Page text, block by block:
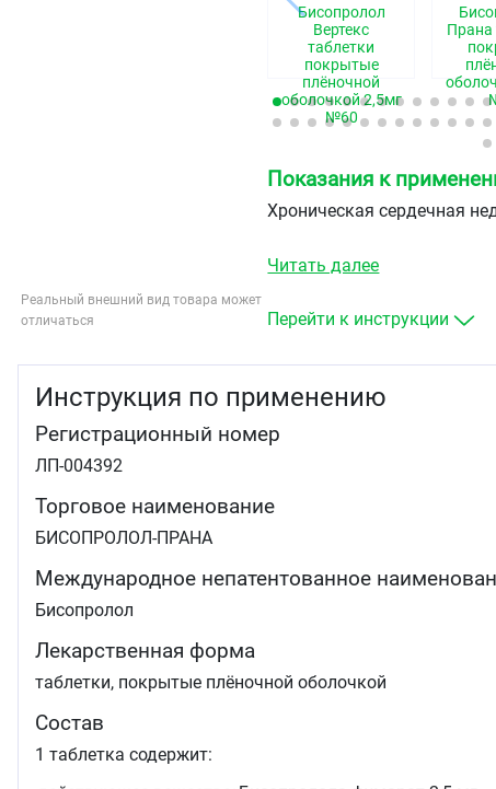
Реальный внешний вид товара может
отличаться
Бисопролол
Вертекс
таблетки
покрытые
плёночной
оболочкой 2,5мг
№60
Прана
Показания к
Хроническая сердечная
Читать далее
Перейти к инструкции
Инструкция по применению
Регистрационный номер
ЛП-004392
Торговое наименование
БИСОПРОЛОЛ-ПРАНА
Международное непатентованное
Бисопролол
Лекарственная форма
таблетки, покрытые плёночной оболочкой
Состав
1 таблетка содержит: